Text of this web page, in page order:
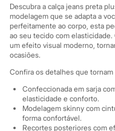
City
Clock House
Mindset
Sawary
Yessica
Moda esportiva
Acessórios
Blusas
Calçados
Leggings
Shorts e Bermudas
Tops
Descubra a calça jeans preta
modelagem que se adapta a
perfeitamente ao corpo, esta
ao seu tecido com
um efeito visual moderno,
ocasiões.
Confira os detalhes que
Confeccionada em sarja
elasticidade e conforto.
Modelagem skinny com
forma confortável.
Recortes posteriores com